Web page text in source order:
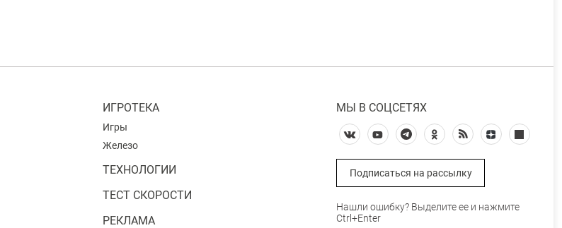
ИГРОТЕКА
Игры
Железо
ТЕХНОЛОГИИ
ТЕСТ СКОРОСТИ
РЕКЛАМА
МЫ В СОЦСЕТЯХ
Подписаться на рассылку
Нашли ошибку? Выделите ее и нажмите
Ctrl+Enter